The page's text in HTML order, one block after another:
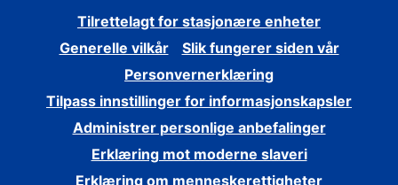
Tilrettelagt for stasjonære enheter
Generelle vilkår
Slik fungerer siden vår
Personvernerklæring
Tilpass innstillinger for informasjonskapsler
Administrer personlige anbefalinger
Erklæring mot moderne slaveri
Erklæring om menneskerettigheter